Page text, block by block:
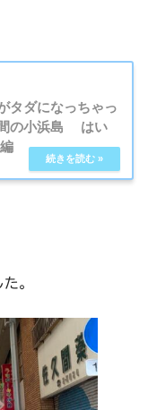
タダになっちゃっ
の小浜島 はい
編
。